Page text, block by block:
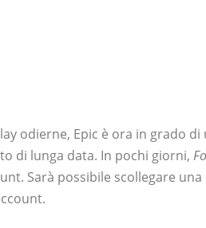
odierne, Epic è ora in grado di
di lunga data. In pochi giorni,
Sarà possibile scollegare una